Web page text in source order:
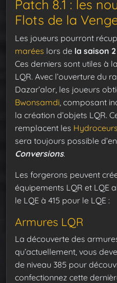
Patch 8.1 : les
Flots de la
Les joueurs pourront
marées lors de la saison
Ces derniers sont utiles à
LQR. Avec l’ouverture du
Dazar’alor, les joueurs
Bwonsamdi , composant
la création d’objets LQR.
remplacent les Hydroceurs
sera toujours possible
Conversions.
Les forgerons peuvent
équipements LQR et LQE
le LQE à 415 pour le LQE :
Armures LQR
La découverte des
qu’actuellement, vous
de niveau 385 pour
confectionnez cette